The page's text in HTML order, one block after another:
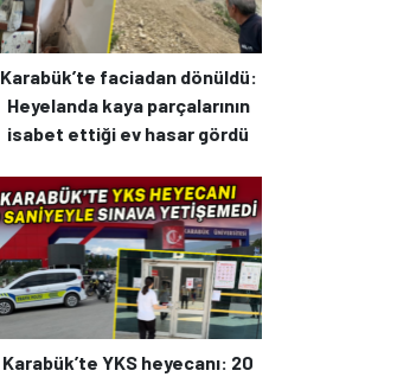
Karabük’te faciadan dönüldü:
Heyelanda kaya parçalarının
isabet ettiği ev hasar gördü
Karabük’te YKS heyecanı: 20